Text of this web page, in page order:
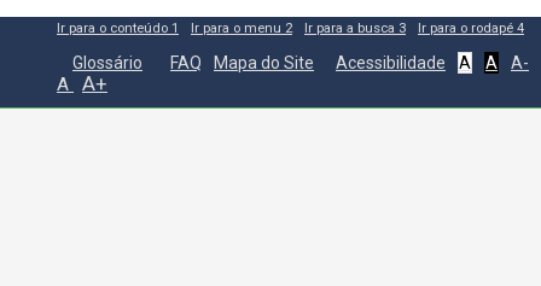
Ir para o conteúdo 1 Ir para o menu 2 Ir para a busca 3 Ir para o rodapé 4
Glossário FAQ Mapa do Site Acessibilidade A A A-
A A+